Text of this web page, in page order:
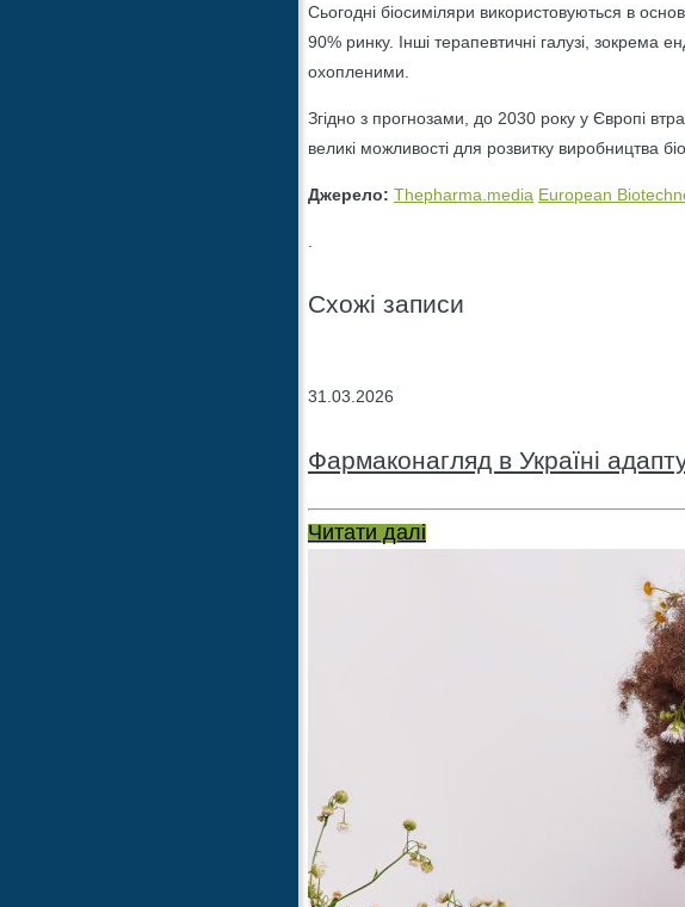
Сьогодні біосиміляри використовуються в
90% ринку. Інші терапевтичні галузі, зокрема
охопленими.
Згідно з прогнозами, до 2030 року у Європі
великі можливості для розвитку виробництва
Джерело: Тhepharma.media European
Схожі записи
31.03.2026
Фармаконагляд в Україні
Читати далі